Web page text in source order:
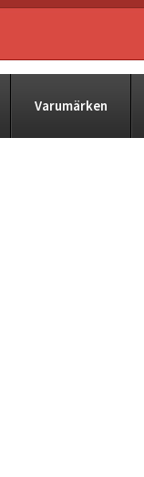
Varumärken